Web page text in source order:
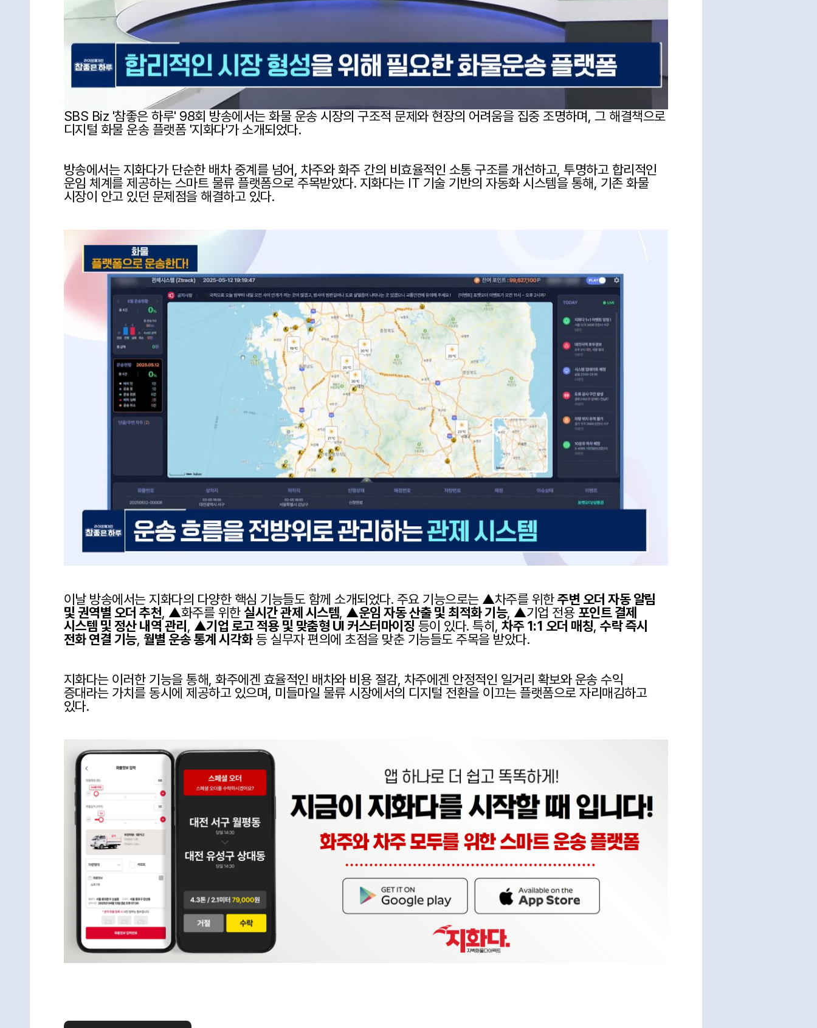
SBS Biz '참좋은 하루' 98회 방송에서는 화물 운송 시장의 구조적 문제와 현장의 어려움을 집중 조명하며, 그 해결책으로
디지털 화물 운송 플랫폼 '지화다'가 소개되었다.
방송에서는 지화다가 단순한 배차 중계를 넘어, 차주와 화주 간의 비효율적인 소통 구조를 개선하고, 투명하고 합리적인
운임 체계를 제공하는 스마트 물류 플랫폼으로 주목받았다. 지화다는 IT 기술 기반의 자동화 시스템을 통해, 기존 화물
시장이 안고 있던 문제점을 해결하고 있다.
이날 방송에서는 지화다의 다양한 핵심 기능들도 함께 소개되었다. 주요 기능으로는 ▲차주를 위한 주변 오더 자동 알림
및 권역별 오더 추천, ▲화주를 위한 실시간 관제 시스템, ▲운임 자동 산출 및 최적화 기능, ▲기업 전용 포인트 결제
시스템 및 정산 내역 관리, ▲기업 로고 적용 및 맞춤형 UI 커스터마이징 등이 있다. 특히, 차주 1:1 오더 매칭, 수락 즉시
전화 연결 기능, 월별 운송 통계 시각화 등 실무자 편의에 초점을 맞춘 기능들도 주목을 받았다.
지화다는 이러한 기능을 통해, 화주에겐 효율적인 배차와 비용 절감, 차주에겐 안정적인 일거리 확보와 운송 수익
증대라는 가치를 동시에 제공하고 있으며, 미들마일 물류 시장에서의 디지털 전환을 이끄는 플랫폼으로 자리매김하고
있다.